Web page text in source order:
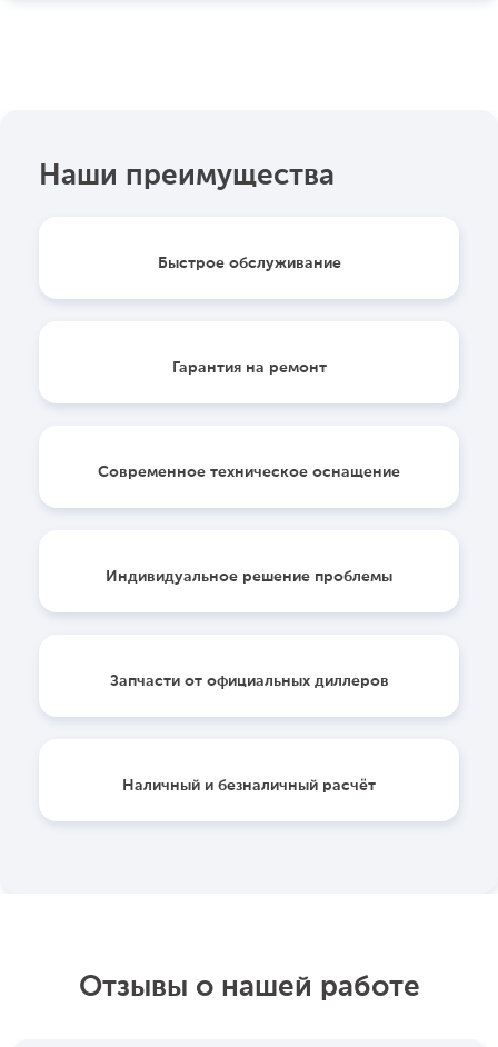
Наши преимущества
Быстрое обслуживание
Гарантия на ремонт
Современное техническое оснащение
Индивидуальное решение проблемы
Запчасти от официальных диллеров
Наличный и безналичный расчёт
Отзывы о нашей работе